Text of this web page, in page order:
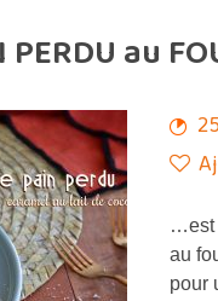
au
…est
au
pour